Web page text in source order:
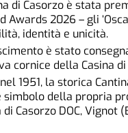
di Casorzo è stata
Awards 2026 – gli
identità e unicità.
è stato
cornice della Casina
1951, la storica
della propria
Casorzo DOC, Vignot